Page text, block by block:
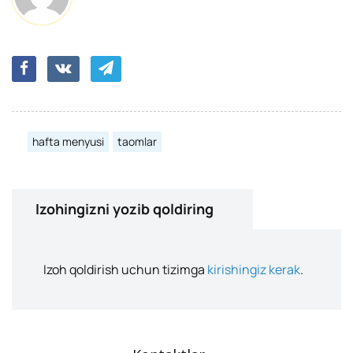
hafta menyusi taomlar
Izohingizni yozib qoldiring
Izoh qoldirish uchun tizimga kirishingiz kerak.